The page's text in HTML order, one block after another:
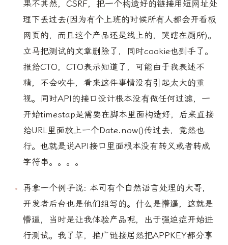
果不其然，CSRF，把一个构造好的链接用短网址处
理下丢过去(因为有个上班的时候所有人都会开看板
网页的，而且这个产品还是线上的，哭瞎在厕所)。
立马把测试的文章删除了，同时cookie也到手了。
报给CTO，CTO表示知道了，可能由于我表述不
精，不会吹牛，看来这件事情没有引起太大的重
视。同时API的接口设计根本没有做任何过滤，一
开始timestap是需要在脚本里面构造好，后来直接
给URL里面放上一个Date.now()传过去，竟然也
行。也就是说API接口里面根本没有转义或者转成
字符串。。。。
再拿一个例子说: 本司有个自然语言处理的大哥，
开发者后台也是他们组写的。什么是懵逼，这就是
懵逼，当时是让我体验产品呢，出于强迫症开始进
行测试。我了草，推广链接居然把APPKEY都分享